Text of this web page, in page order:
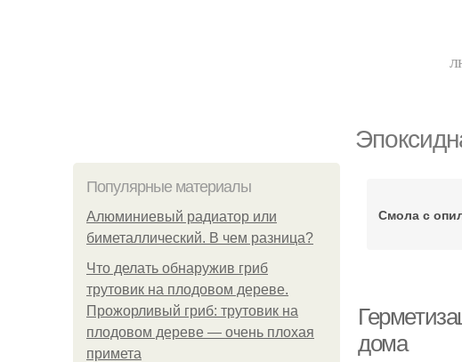
Популярные материалы
Алюминиевый радиатор или
биметаллический. В чем разница?
Что делать обнаружив гриб
трутовик на плодовом дереве.
Прожорливый гриб: трутовик на
плодовом дереве — очень плохая
примета
Смола с
дома